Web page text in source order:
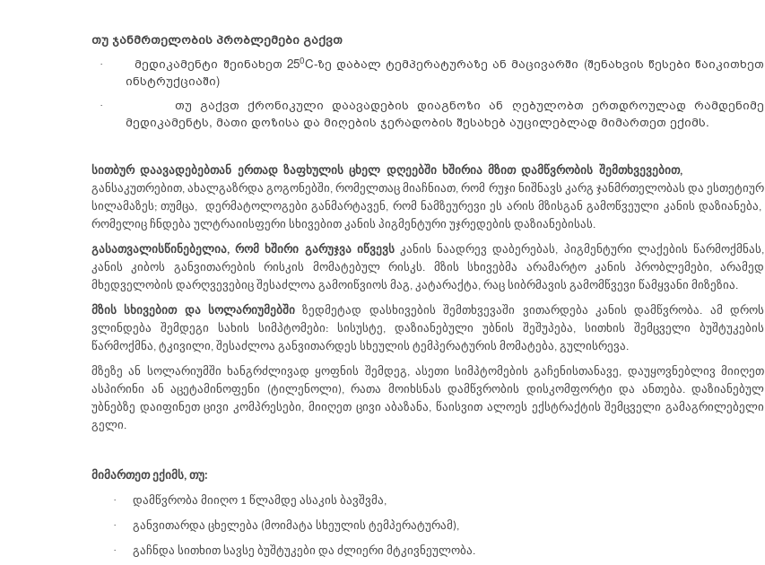
თუ ჯანმრთელობის პრობლემები გაქვთ
· მედიკამენტი შეინახეთ 250C-ზე დაბალ ტემპერატურაზე ან მაცივარში (შენახვის წესები წაიკითხეთ
ინსტრუქციაში)
·
თუ გაქვთ ქრონიკული დაავადების დიაგნოზი ან ღებულობთ ერთდროულად რამდენიმე
მედიკამენტს, მათი დოზისა და მიღების ჯერადობის შესახებ აუცილებლად მიმართეთ ექიმს.
სითბურ დაავადებებთან ერთად ზაფხულის ცხელ დღეებში ხშირია მზით დამწვრობის შემთხვევებით,
განსაკუთრებით, ახალგაზრდა გოგონებში, რომელთაც მიაჩნიათ, რომ რუჯი ნიშნავს კარგ ჯანმრთელობას და ესთეტიურ
სილამაზეს; თუმცა, დერმატოლოგები განმარტავენ, რომ ნამზეურევი ეს არის მზისგან გამოწვეული კანის დაზიანება,
რომელიც ჩნდება ულტრაიისფერი სხივებით კანის პიგმენტური უჯრედების დაზიანებისას.
გასათვალისწინებელია, რომ ხშირი გარუჯვა იწვევსკანის ნაადრევ დაბერებას, პიგმენტური ლაქების წარმოქმნას,
კანის კიბოს განვითარების რისკის
მომატებულ რისკს . მზის სხივებმა არამარტო კანის პრობლემები, არამედ
მხედველობის დარღვევებიც შესაძლოა გამოიწვიოს მაგ, კატარაქტა, რაც სიბრმავის გამომწვევი წამყვანი მიზეზია.
მზის სხივებით და სოლარიუმებშიზედმეტად დასხივების შემთხვევაში ვითარდება კანის დამწვრობა. ამ დროს
ვლინდება შემდეგი სახის სიმპტომები: სისუსტე, დაზიანებული უბნის შეშუპება, სითხის შემცველი ბუშტუკების
წარმოქმნა, ტკივილი, შესაძლოა განვითარდეს სხეულის ტემპერატურის მომატება, გულისრევა.
მზეზე ან სოლარიუმში ხანგრძლივად ყოფნის შემდეგ, ასეთი სიმპტომების გაჩენისთანავე, დაუყოვნებლივ მიიღეთ
ასპირინი ან აცეტამინოფენი (ტილენოლი), რათა მოიხსნას დამწვრობის დისკომფორტი და ანთება. დაზიანებულ
უბნებზე დაიფინეთცივი კომპრესები, მიიღეთცივი აბაზანა, წაისვით ალოეს ექსტრაქტის შემცველი გამაგრილებელი
გელი.
მიმართეთ ექიმს, თუ:
· დამწვრობა მიიღო 1 წლამდე ასაკის ბავშვმა,
· განვითარდა ცხელება (მოიმატა სხეულის ტემპერატურამ),
· გაჩნდა სითხით სავსე ბუშტუკები და ძლიერი მტკივნეულობა.